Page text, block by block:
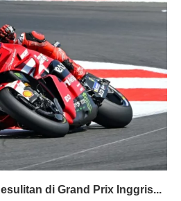
di Grand Prix Inggris...